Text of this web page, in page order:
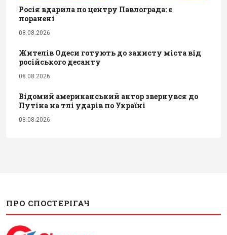
Росія вдарила по центру Павлограда: є
поранені
08.08.2026
Жителів Одеси готують до захисту міста від
російського десанту
08.08.2026
Відомий американський актор звернувся до
Путіна на тлі ударів по Україні
08.08.2026
ПРО СПОСТЕРІГАЧ